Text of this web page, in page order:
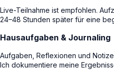
Live-Teilnahme ist empfohlen.
24–48 Stunden später für eine
Hausaufgaben & Journaling
Aufgaben, Reflexionen und
Ich dokumentiere meine